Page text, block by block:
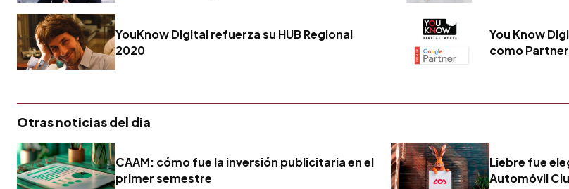
YouKnow Digital refuerza su HUB Regional
2020
You Know
como
Otras noticias del dia
CAAM: cómo fue la inversión publicitaria en el
primer semestre
Liebre fue
Automóvil